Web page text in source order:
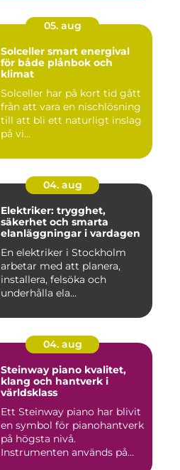
05. aug
Solceller smart energival
för både plånbok och
klimat
Solceller har på kort tid gått
från att vara en nischlösning
till att bli ett naturligt inslag
på vi...
04. aug
Elektriker: trygghet,
säkerhet och smarta
elanläggningar i vardagen
En elektriker i Stockholm
arbetar med att planera,
installera, felsöka och
underhålla ela...
04. aug
Steinway piano kvalitet,
klang och hantverk i
världsklass
Ett Steinway piano har blivit
en symbol för pianohantverk
på högsta nivå.
Instrumenten används på